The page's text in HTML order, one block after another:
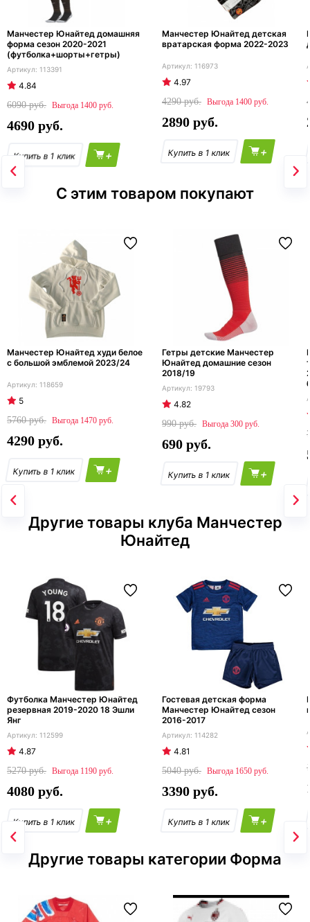
Манчестер Юнайтед домашняя
форма сезон 2020-2021
(футболка+шорты+гетры)
113391
4.84
6090
1400
4690
+
Манчестер Юнайтед детская
вратарская форма 2022-2023
116973
4.97
4290
1400
2890
+
С этим товаром покупают
Манчестер Юнайтед худи белое
с большой эмблемой 2023/24
118659
5
5760
1470
4290
+
Гетры детские Манчестер
Юнайтед домашние сезон
2018/19
19793
4.82
990
300
690
+
Другие товары клуба Манчестер
Юнайтед
Футболка Манчестер Юнайтед
резервная 2019-2020 18 Эшли
Янг
112599
4.87
5270
1190
4080
+
Гостевая детская форма
Манчестер Юнайтед сезон
2016-2017
114282
4.81
5040
1650
3390
+
Другие товары категории Форма